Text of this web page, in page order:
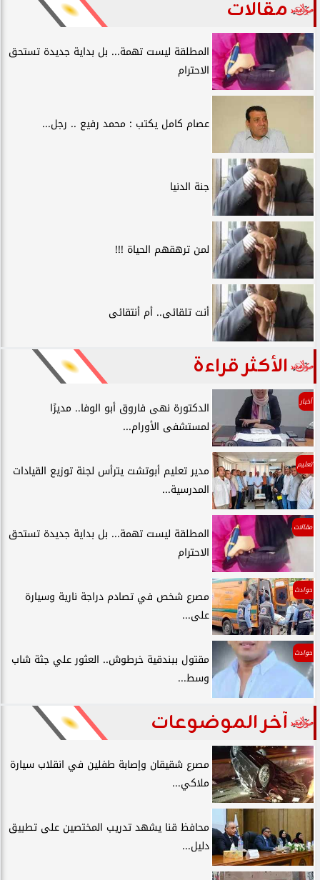
مقالات
المطلقة ليست تهمة... بل بداية جديدة تستحق
الاحترام
عصام كامل يكتب : محمد رفيع .. رجل...
جنة الدنيا
لمن ترهقهم الحياة !!!
أنت تلقائى.. أم أنتقائى
الأكثر قراءة
أخبار
الدكتورة نهى فاروق أبو الوفا.. مديرًا
لمستشفى الأورام...
تعليم
مدير تعليم أبوتشت يترأس لجنة توزيع القيادات
المدرسية...
مقالات
المطلقة ليست تهمة... بل بداية جديدة تستحق
الاحترام
حوادث
مصرع شخص في تصادم دراجة نارية وسيارة
على...
حوادث
مقتول ببندقية خرطوش.. العثور علي جثة شاب
وسط...
آخر الموضوعات
مصرع شقيقان وإصابة طفلين في انقلاب سيارة
ملاكي...
محافظ قنا يشهد تدريب المختصين على تطبيق
دليل...